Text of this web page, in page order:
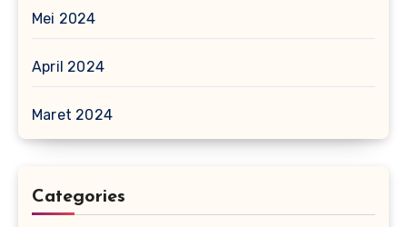
Mei 2024
April 2024
Maret 2024
Categories